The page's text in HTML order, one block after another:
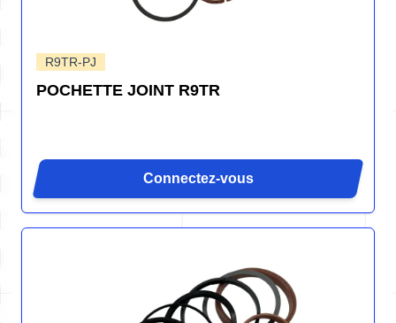
R9TR-PJ
POCHETTE JOINT R9TR
Connectez-vous